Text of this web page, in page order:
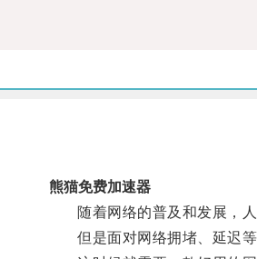
熊猫免费加速器
随着网络的普及和发展，人
但是面对网络拥堵、延迟等